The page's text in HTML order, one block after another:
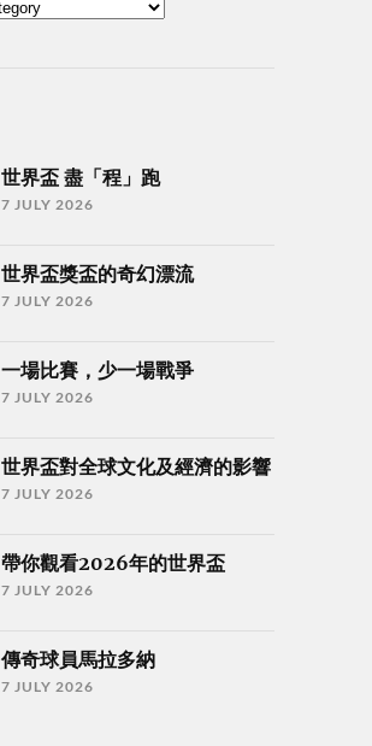
世界盃 盡「程」跑
7 JULY 2026
世界盃獎盃的奇幻漂流
7 JULY 2026
一場比賽，少一場戰爭
7 JULY 2026
世界盃對全球文化及經濟的影響
7 JULY 2026
帶你觀看2026年的世界盃
7 JULY 2026
傳奇球員馬拉多納
7 JULY 2026